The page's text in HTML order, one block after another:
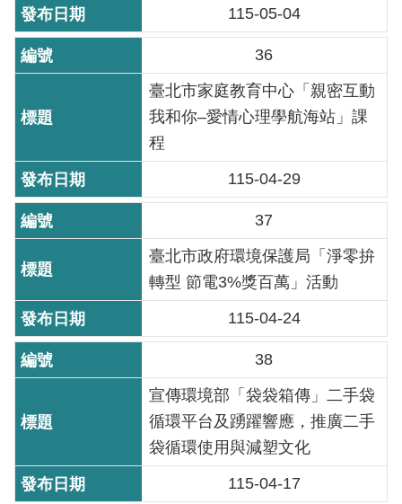
全
政
策
絡
訊
意
見
箱
115-05-04
36
臺北市家庭教育中心「親密互動
我和你–愛情心理學航海站」課
程
115-04-29
37
臺北市政府環境保護局「淨零拚
轉型 節電3%獎百萬」活動
115-04-24
38
宣傳環境部「袋袋箱傳」二手袋
循環平台及踴躍響應，推廣二手
袋循環使用與減塑文化
115-04-17